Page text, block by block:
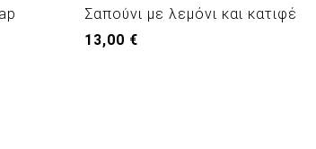
Σαπούνι με λεμόνι και κατιφέ
13,00 €